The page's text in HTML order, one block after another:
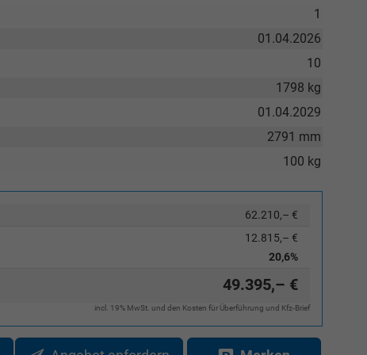
1
01.04.2026
10
1798 kg
01.04.2029
2791 mm
100 kg
62.210,– €
12.815,– €
20,6%
49.395,– €
incl. 19% MwSt. und den Kosten für Überführung und Kfz-Brief